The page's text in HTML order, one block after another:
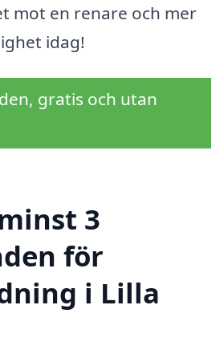
mot en renare och mer
idag!
gratis och utan
3
för
i Lilla